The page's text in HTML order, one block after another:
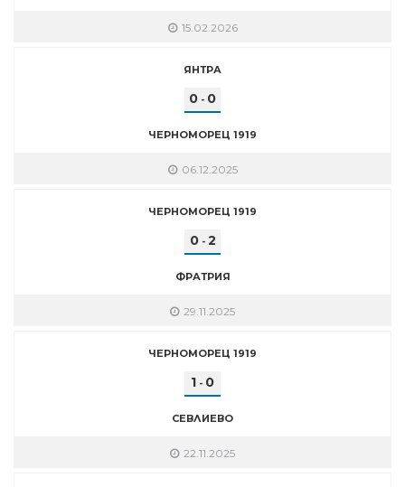
15.02.2026
ЯНТРА
0 - 0
ЧЕРНОМОРЕЦ 1919
06.12.2025
ЧЕРНОМОРЕЦ 1919
0- 2
ФРАТРИЯ
29.11.2025
ЧЕРНОМОРЕЦ 1919
1 - 0
СЕВЛИЕВО
22.11.2025